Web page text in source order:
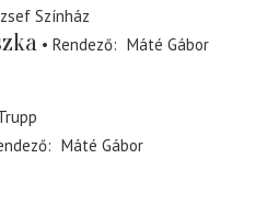
Színház
Rendező
Máté Gábor
Máté Gábor